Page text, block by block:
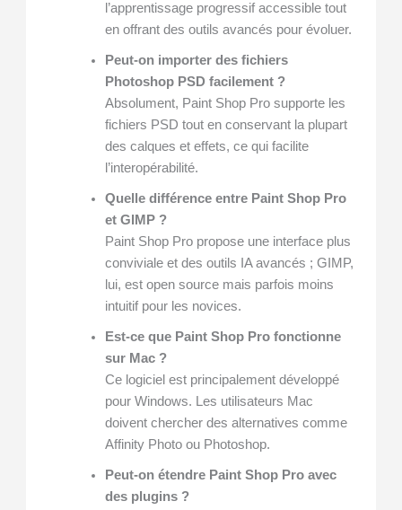
l’apprentissage progressif accessible tout
en offrant des outils avancés pour évoluer.
Peut-on importer des fichiers
Photoshop PSD facilement ?
Absolument, Paint Shop Pro supporte les
fichiers PSD tout en conservant la plupart
des calques et effets, ce qui facilite
l’interopérabilité.
Quelle différence entre Paint Shop Pro
et GIMP ?
Paint Shop Pro propose une interface plus
conviviale et des outils IA avancés ; GIMP,
lui, est open source mais parfois moins
intuitif pour les novices.
Est-ce que Paint Shop Pro fonctionne
sur Mac ?
Ce logiciel est principalement développé
pour Windows. Les utilisateurs Mac
doivent chercher des alternatives comme
Affinity Photo ou Photoshop.
Peut-on étendre Paint Shop Pro avec
des plugins ?